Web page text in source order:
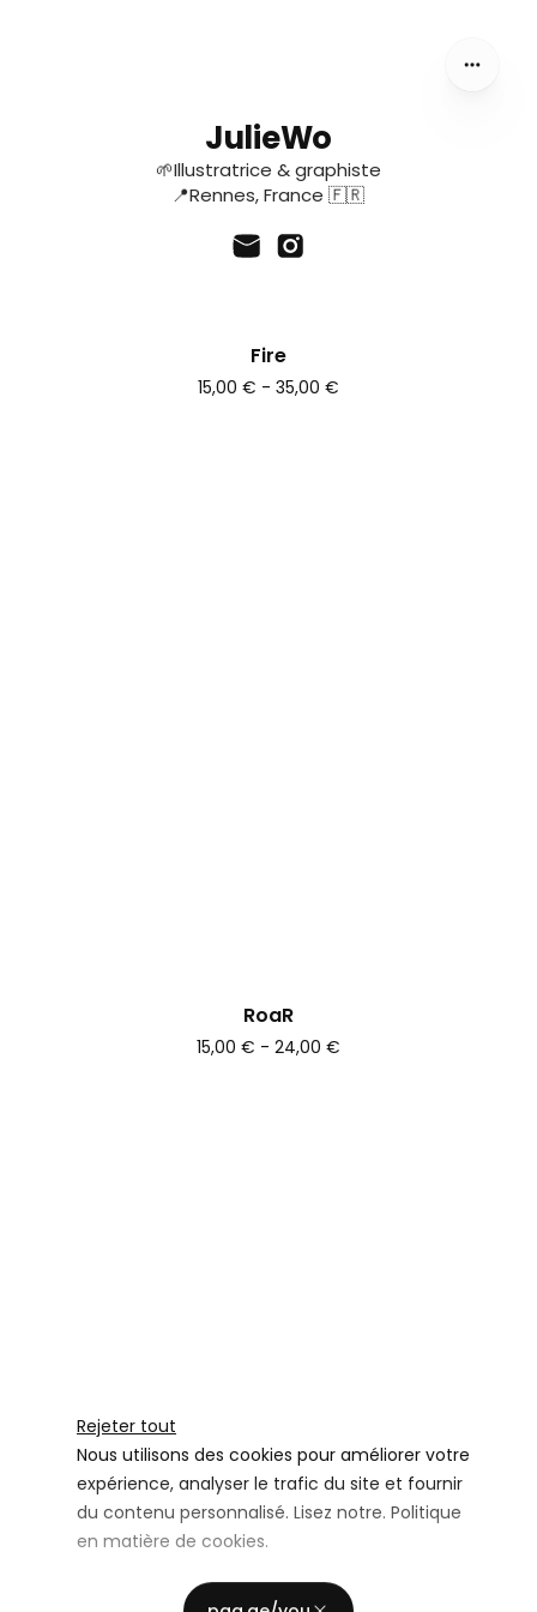
Rejeter tout
Nous utilisons des cookies pour améliorer votre
expérience, analyser le trafic du site et fournir
du contenu personnalisé. Lisez notre. Politique
en matière de cookies.
Stockage publicitairePersonnaliser
JulieWo
🌱Illustratrice & graphiste
📍Rennes, France 🇫🇷
Fire
15,00 € - 35,00 €
RoaR
15,00 € - 24,00 €